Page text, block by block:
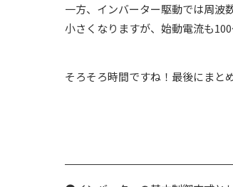
一方、インバーター駆動では周波
小さくなりますが、始動電流も
そろそろ時間ですね！最後にまと